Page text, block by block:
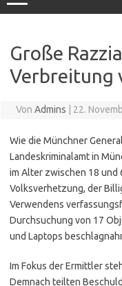
Große
Verbreitung
Von Admins 22.
Wie die Münchner
Landeskriminalamt in
im Alter zwischen 18 und
Volksverhetzung, der
Verwendens
Durchsuchung von 17
und Laptops
Im Fokus der Ermittler
Demnach teilten